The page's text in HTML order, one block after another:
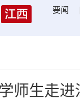
要闻
师生走